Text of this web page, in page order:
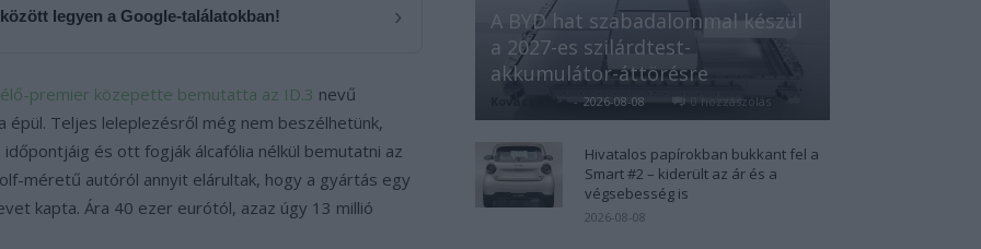
legyen a Google-találatokban! ›
premier közepette bemutatta az ID.3 nevű
Teljes leleplezésről még nem beszélhetünk,
és ott fogják álcafólia nélkül bemutatni az
méretű autóról annyit elárultak, hogy a gyártás egy
kapta. Ára 40 ezer eurótól, azaz úgy 13 millió
A BYD hat szabadalommal készül
a 2027-es szilárdtest-
akkumulátor-áttörésre
- 2026-08-08 0 hozzászólás
Hivatalos papírokban bukkant fel a
Smart #2 – kiderült az ár és a
végsebesség is
2026-08-08